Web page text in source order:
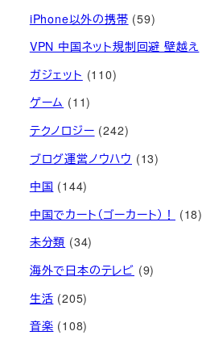
iPhone以外の携帯 (59)
VPN 中国ネット規制回避 壁越え
ガジェット (110)
ゲーム (11)
テクノロジー (242)
ブログ運営ノウハウ (13)
中国 (144)
中国でカート（ゴーカート）！
(18)
未分類 (34)
海外で日本のテレビ (9)
生活 (205)
音楽 (108)